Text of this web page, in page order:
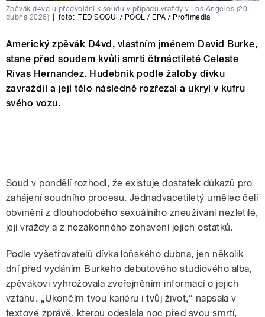
Zpěvák d4vd u předvolání k soudu v případu vraždy v Los Angeles (20.
dubna 2026)
foto: TED SOQUI / POOL / EPA / Profimedia
Americký zpěvák D4vd, vlastním jménem David Burke,
stane před soudem kvůli smrti čtrnáctileté Celeste
Rivas Hernandez. Hudebník podle žaloby dívku
zavraždil a její tělo následně rozřezal a ukryl v kufru
svého vozu.
Soud v pondělí rozhodl, že existuje dostatek důkazů pro
zahájení soudního procesu. Jednadvacetiletý umělec čelí
obvinění z dlouhodobého sexuálního zneužívání nezletilé,
její vraždy a z nezákonného zohavení jejích ostatků.
Podle vyšetřovatelů dívka loňského dubna, jen několik
dní před vydáním Burkeho debutového studiového alba,
zpěvákovi vyhrožovala zveřejněním informací o jejich
vztahu. „Ukončím tvou kariéru i tvůj život,“ napsala v
textové zprávě, kterou odeslala noc před svou smrtí,